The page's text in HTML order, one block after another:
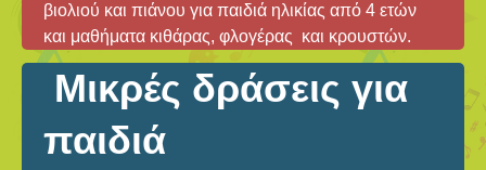
βιολιού και πιάνου για παιδιά ηλικίας από 4 ετών
και μαθήματα κιθάρας, φλογέρας και κρουστών.
Μικρές δράσεις για
παιδιά